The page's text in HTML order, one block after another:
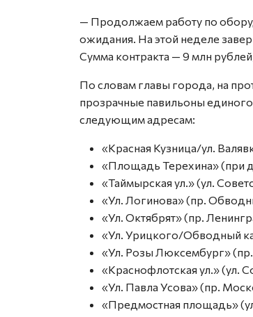
— Продолжаем работу по
ожидания. На этой неделе
Сумма контракта — 9 млн
По словам главы города, на
прозрачные павильоны
следующим адресам:
«Красная Кузница/ул.
«Площадь Терехина» (при
«Таймырская ул.» (ул.
«Ул. Логинова» (пр.
«Ул. Октябрят» (пр.
«Ул. Урицкого/Обводный
«Ул. Розы Люксембург»
«Краснофлотская ул.» (ул.
«Ул. Павла Усова» (пр.
«Предмостная площадь»